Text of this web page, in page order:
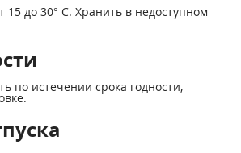
15 до 30° С. Хранить в недоступном
по истечении срока годности,